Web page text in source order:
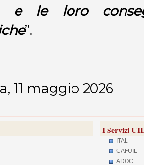
e le loro
”.
11 maggio 2026
I Servizi
ITAL
CAFUIL
ADOC